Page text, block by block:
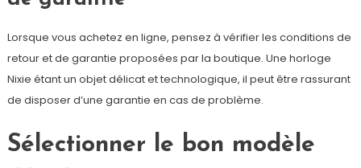
Lorsque vous achetez en ligne, pensez à vérifier les conditions de
retour et de garantie proposées par la boutique. Une horloge
Nixie étant un objet délicat et technologique, il peut être rassurant
de disposer d’une garantie en cas de problème.
Sélectionner le bon modèle